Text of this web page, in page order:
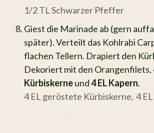
1/2 TL Schwarzer Pfeffer
Giest die Marinade ab (gern
später). Verteilt das Kohlrabi
flachen Tellern. Drapiert den
Dekoriert mit den Orangenfilets,
Kürbiskerneund4 EL Kapern.
4 EL geröstete Kürbiskerne, 4